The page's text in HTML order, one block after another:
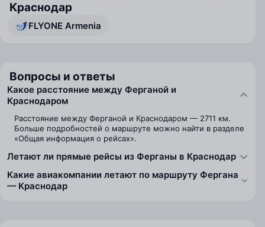
Краснодар
FLYONE Armenia
Вопросы и ответы
Какое расстояние между Ферганой и
Краснодаром
Расстояние между Ферганой и Краснодаром — 2711 км.
Больше подробностей о маршруте можно найти в разделе
«Общая информация о рейсах».
Летают ли прямые рейсы из Ферганы в Краснодар
Какие авиакомпании летают по маршруту Фергана
— Краснодар